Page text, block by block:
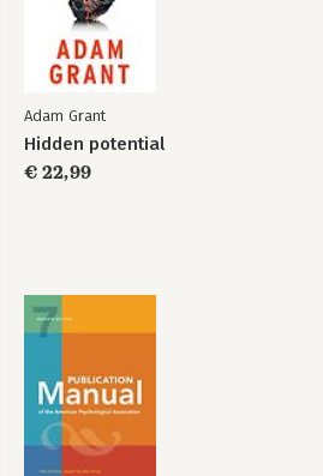
Adam Grant
Hidden potential
€ 22,99